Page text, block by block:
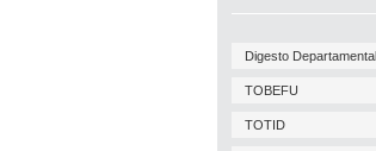
sitio:
Digesto Departamental
TOBEFU
TOTID